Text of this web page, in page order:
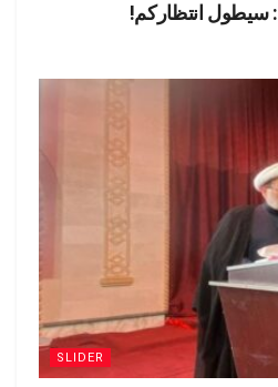
سيطول انتظاركم!
SLIDER